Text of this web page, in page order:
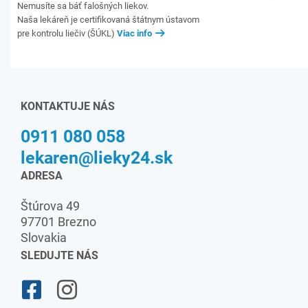
Nemusíte sa báť falošných liekov.
Naša lekáreň je certifikovaná štátnym ústavom
pre kontrolu liečiv (ŠÚKL) Viac info
KONTAKTUJE NÁS
0911 080 058
lekaren@lieky24.sk
ADRESA
Štúrova 49
97701 Brezno
Slovakia
SLEDUJTE NÁS